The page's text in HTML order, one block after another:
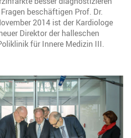
beschäftigen Prof. Dr.
2014 ist der Kardiologe
Direktor der halleschen
für Innere Medizin III.